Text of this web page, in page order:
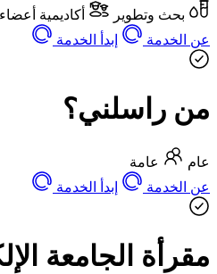
بحث وتطوير أكاديمية
عن الخدمة
إبدأ الخدمة
من راسلني؟
عام
عامة
عن الخدمة
إبدأ الخدمة
مقرأة الجامعة